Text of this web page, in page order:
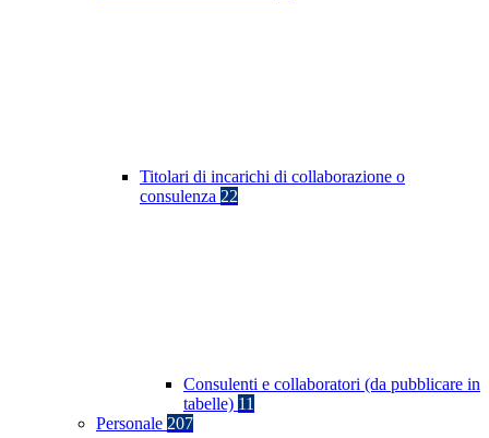
Titolari di incarichi di collaborazione o
consulenza 22
Consulenti e collaboratori (da pubblicare in
tabelle) 11
Personale 207